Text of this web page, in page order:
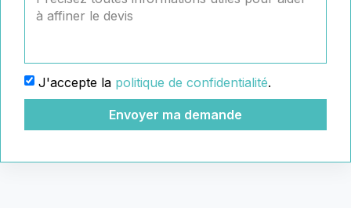
J'accepte la politique de confidentialité.
Envoyer ma demande